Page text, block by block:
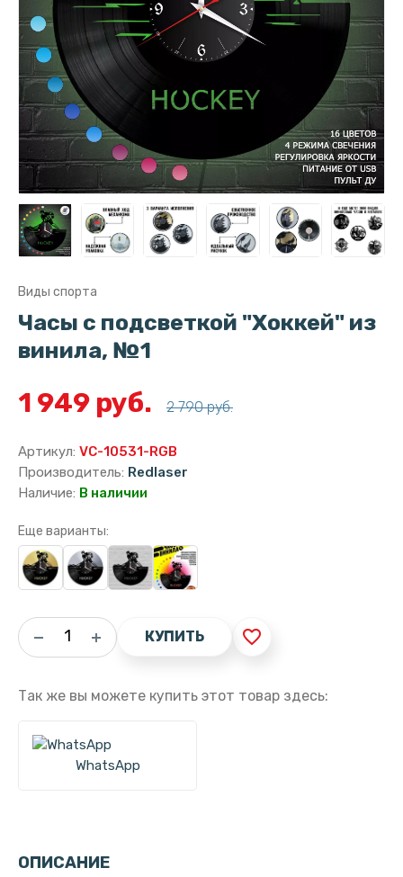
Виды спорта
Часы с подсветкой "Хоккей" из
винила, №1
1 949 руб. 2 790 руб.
Артикул: VC-10531-RGB
Производитель: Redlaser
Наличие: В наличии
Еще варианты:
КУПИТЬ favorite_border
Так же вы можете купить этот товар здесь:
WhatsApp
ОПИСАНИЕ